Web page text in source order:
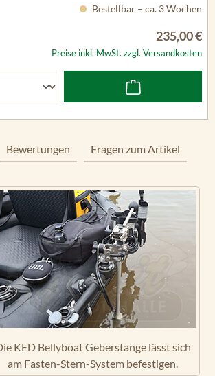
Bestellbar – ca. 3 Wochen
235,00 €
Preise inkl. MwSt. zzgl. Versandkosten
Bewertungen Fragen zum Artikel
KED Bellyboat Geberstange lässt sich
am Fasten-Stern-System befestigen.